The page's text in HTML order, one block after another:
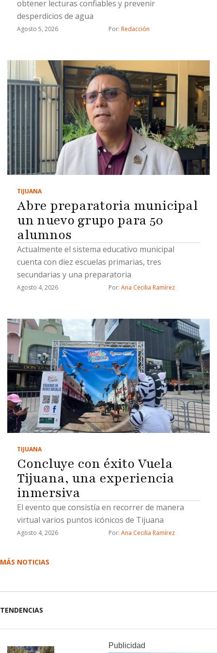
obtener lecturas confiables y prevenir
desperdicios de agua
Agosto 5, 2026 Por: Redacción
TIJUANA
Abre preparatoria municipal
un nuevo grupo para 50
alumnos
Actualmente el sistema educativo municipal
cuenta con diez escuelas primarias, tres
secundarias y una preparatoria
Agosto 4, 2026 Por: Ana Cecilia Ramírez
TIJUANA
Concluye con éxito Vuela
Tijuana, una experiencia
inmersiva
El evento que consistía en recorrer de manera
virtual varios puntos icónicos de Tijuana
Agosto 4, 2026 Por: Ana Cecilia Ramírez
MÁS NOTICIAS
TENDENCIAS
Publicidad